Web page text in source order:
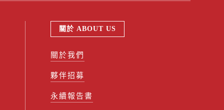
關於 ABOUT US
關於我們
夥伴招募
永續報告書